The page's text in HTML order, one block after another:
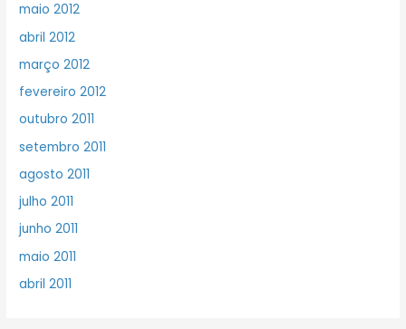
maio 2012
abril 2012
março 2012
fevereiro 2012
outubro 2011
setembro 2011
agosto 2011
julho 2011
junho 2011
maio 2011
abril 2011